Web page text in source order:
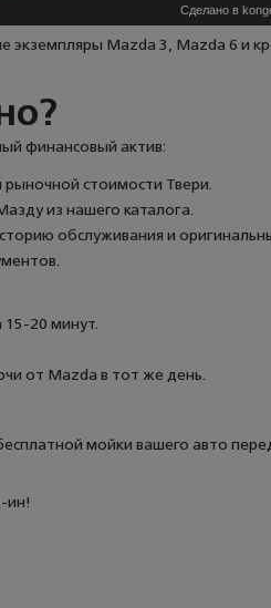
Mazda 3, Mazda 6 и
финансовый актив:
стоимости Твери.
из нашего каталога.
обслуживания и
20 минут.
от Mazda в тот же день.
мойки вашего авто
ин!